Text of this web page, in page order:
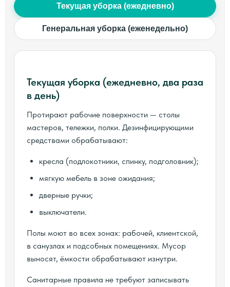
Текущая уборка (ежедневно)
Генеральная уборка (еженедельно)
Текущая уборка (ежедневно, два раза
в день)
Протирают рабочие поверхности — столы
мастеров, тележки, полки. Дезинфицирующими
средствами обрабатывают:
кресла (подлокотники, спинку, подголовник);
мягкую мебель в зоне ожидания;
дверные ручки;
выключатели.
Полы моют во всех зонах: рабочей, клиентской,
в санузлах и подсобных помещениях. Мусор
выносят, ёмкости обрабатывают изнутри.
Санитарные правила не требуют записывать